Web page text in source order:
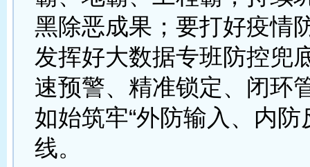
黑除恶成果；要打好疫情
发挥好大数据专班防控兜
速预警、精准锁定、闭环
如始筑牢“外防输入、内防
线。